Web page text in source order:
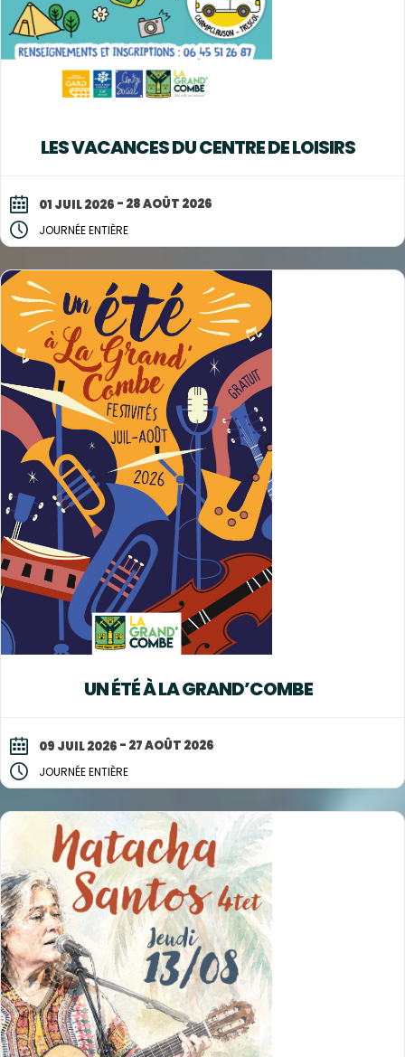
LES VACANCES DU CENTRE DE LOISIRS
01 JUIL 2026 - 28 AOÛT 2026
JOURNÉE ENTIÈRE
UN ÉTÉ À LA GRAND’COMBE
09 JUIL 2026 - 27 AOÛT 2026
JOURNÉE ENTIÈRE